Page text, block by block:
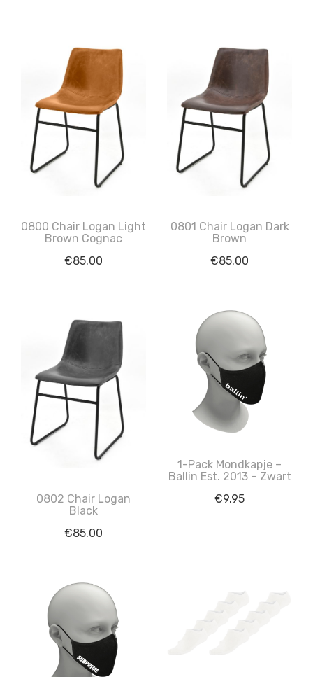
0800 Chair Logan Light
Brown Cognac
€85.00
0801 Chair Logan Dark
Brown
€85.00
0802 Chair Logan
Black
€85.00
1-Pack Mondkapje –
Ballin Est. 2013 – Zwart
€9.95